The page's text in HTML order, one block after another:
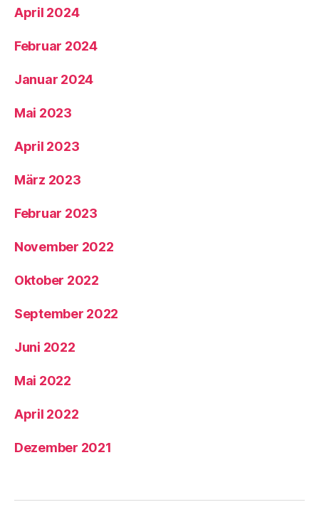
April 2024
Februar 2024
Januar 2024
Mai 2023
April 2023
März 2023
Februar 2023
November 2022
Oktober 2022
September 2022
Juni 2022
Mai 2022
April 2022
Dezember 2021